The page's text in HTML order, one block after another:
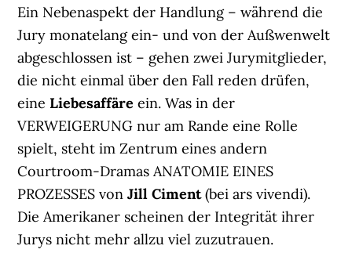
Ein Nebenaspekt der Handlung – während die
Jury monatelang ein- und von der Außwenwelt
abgeschlossen ist – gehen zwei Jurymitglieder,
die nicht einmal über den Fall reden drüfen,
eineLiebesaffäre ein. Was in der
VERWEIGERUNG nur am Rande eine Rolle
spielt, steht im Zentrum eines andern
Courtroom-Dramas ANATOMIE EINES
PROZESSES vonJill Ciment(bei ars vivendi).
Die Amerikaner scheinen der Integrität ihrer
Jurys nicht mehr allzu viel zuzutrauen.